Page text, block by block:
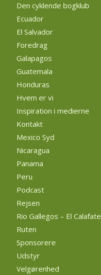
Den cyklende bogklub
Ecuador
El Salvador
Foredrag
Galapagos
Guatemala
Honduras
Hvem er vi
Inspiration i medierne
Kontakt
Mexico Syd
Nicaragua
Panama
Peru
Podcast
Rejsen
Rio Gallegos – El Calafate
Ruten
Sponsorere
Udstyr
Velgørenhed